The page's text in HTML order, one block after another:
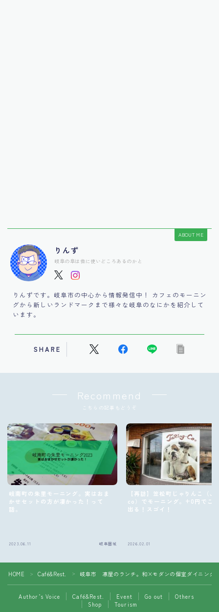
ABOUT ME
りんず
岐阜の阜は他に使いどころあるのかと
りんずです。岐阜市の中心から情報発信中！ カフェのモーニン
グから新しいランドマークまで様々な岐阜のなにかを紹介して
います。
SHARE
Recommend
こちらの記事もどうぞ
岐南町の朱里モーニング。実はおま
かせセットの方が凄かった！って
話。
2023.06.11 岐阜圏域
【再訪】笠松町じゃりんこ（
co）でモーニング。+0円でこ
出る！スゴイ！
2026.02.01
HOME ＞ Café&Rest. ＞ 岐阜市 凛屋のランチ。和×モダンの個室ダイニング
Author’s Voice Café&Rest. Event Go out
Others
Shop
Tourism